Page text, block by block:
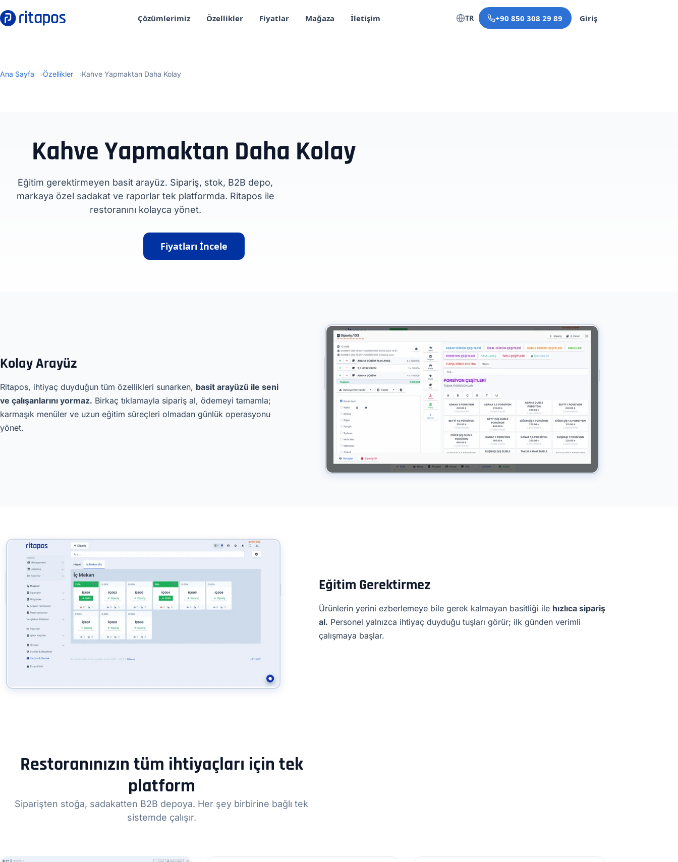
Çözümlerimiz Özellikler Fiyatlar Mağaza İletişim TR +90 850 308 29 89 Giriş
Ana Sayfa Özellikler Kahve Yapmaktan Daha Kolay
Kahve Yapmaktan Daha Kolay
Eğitim gerektirmeyen basit arayüz. Sipariş, stok, B2B depo,
markaya özel sadakat ve raporlar tek platformda. Ritapos ile
restoranını kolayca yönet.
Fiyatları İncele
Kolay Arayüz
Ritapos, ihtiyaç duyduğun tüm özellikleri sunarken, basit arayüzü ile seni
ve çalışanlarını yormaz. Birkaç tıklamayla sipariş al, ödemeyi tamamla;
karmaşık menüler ve uzun eğitim süreçleri olmadan günlük operasyonu
yönet.
Eğitim Gerektirmez
Ürünlerin yerini ezberlemeye bile gerek kalmayan basitliği ile hızlıca sipariş
al. Personel yalnızca ihtiyaç duyduğu tuşları görür; ilk günden verimli
çalışmaya başlar.
Restoranınızın tüm ihtiyaçları için tek
platform
Siparişten stoğa, sadakatten B2B depoya. Her şey birbirine bağlı tek
sistemde çalışır.